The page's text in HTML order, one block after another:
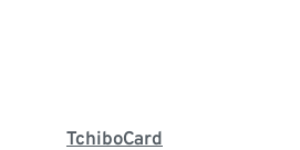
TchiboCard